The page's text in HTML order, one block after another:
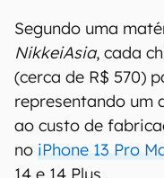
Segundo uma
NikkeiAsia, cada
(cerca de R$ 570)
representando um
ao custo de
no iPhone 13 Pro